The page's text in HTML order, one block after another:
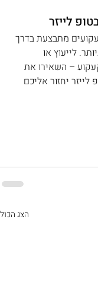
לייזר
מתבצעת בדרך
לייעוץ או
– השאירו את
יחזור אליכם
הצג הכול